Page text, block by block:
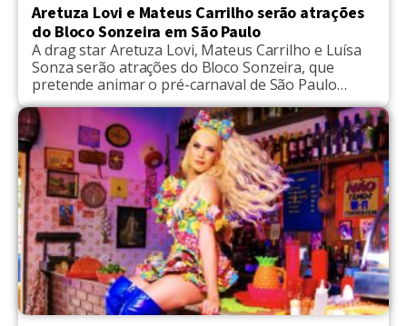
Aretuza Lovi e Mateus Carrilho serão atrações
do Bloco Sonzeira em São Paulo
A drag star Aretuza Lovi, Mateus Carrilho e Luísa
Sonza serão atrações do Bloco Sonzeira, que
pretende animar o pré-carnaval de São Paulo
neste domingo (16). A festa se iniciar as 13h. Além
dos artistas LGBTs, a festa, que é organizada pela
agência Mynd, vai contar com a participação de
outros grandes artistas como Taina […]